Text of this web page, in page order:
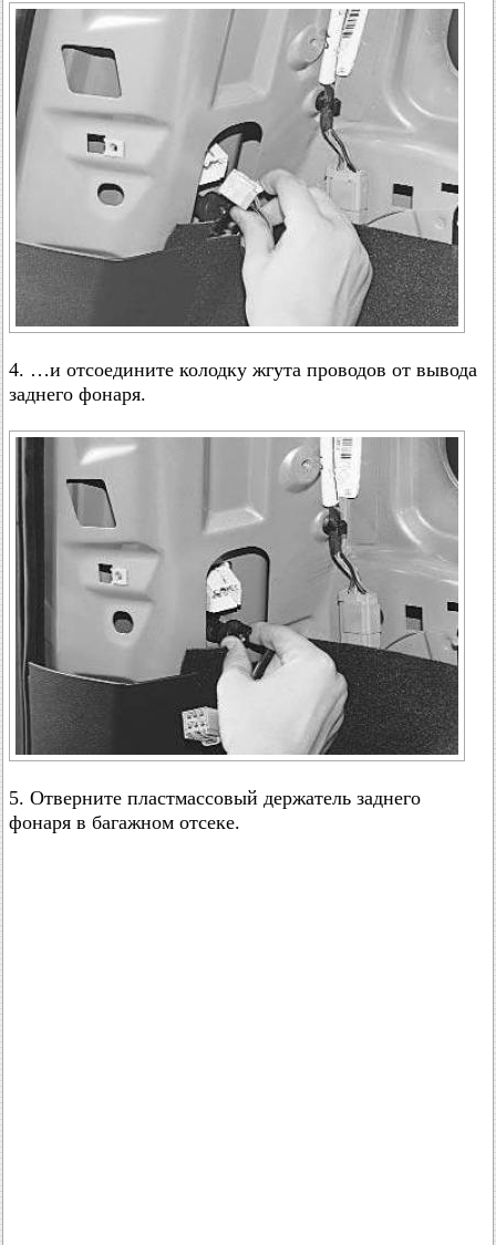
4. …и отсоедините колодку жгута проводов от вывода
заднего фонаря.
5. Отверните пластмассовый держатель заднего
фонаря в багажном отсеке.